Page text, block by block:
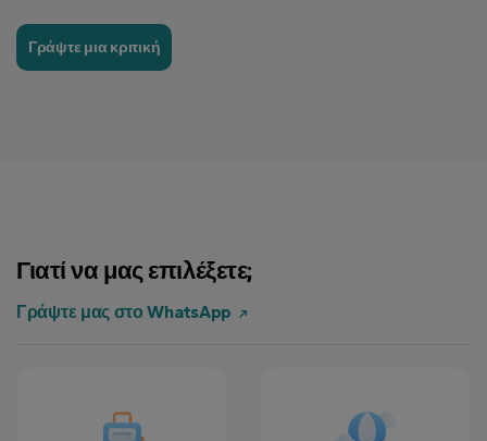
Γράψτε μια κριτική
Γιατί να μας επιλέξετε;
Γράψτε μας στο WhatsApp